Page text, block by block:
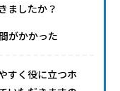
ましたか？
がかかった
すく役に立つホ